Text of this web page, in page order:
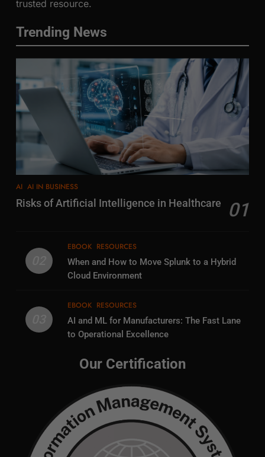
trusted resource.
Trending News
AI AI IN BUSINESS
Risks of Artificial Intelligence in Healthcare 01
EBOOK RESOURCES
When and How to Move Splunk to a Hybrid
Cloud Environment
EBOOK RESOURCES
AI and ML for Manufacturers: The Fast Lane
to Operational Excellence
Our Certification